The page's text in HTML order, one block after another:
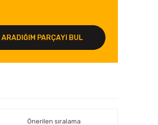
ARADIĞIM PARÇAYI BUL